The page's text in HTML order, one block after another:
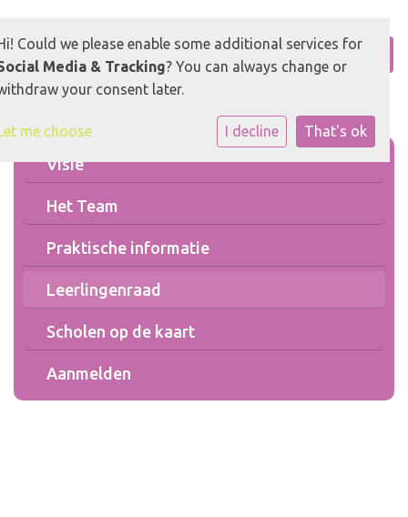
Visie
Het Team
Praktische informatie
Leerlingenraad
Scholen op de kaart
Aanmelden
Could we please enable some additional services for
Media & Tracking? You can always change or
your consent later.
me choose I decline That's ok